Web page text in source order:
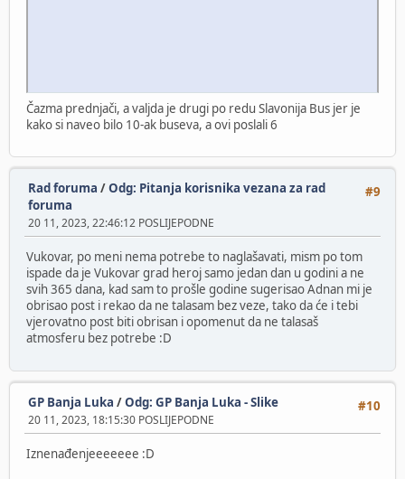
Čazma prednjači, a valjda je drugi po redu Slavonija Bus jer je
kako si naveo bilo 10-ak buseva, a ovi poslali 6
#9
Rad foruma /Odg: Pitanja korisnika vezana za rad
foruma
20 11, 2023, 22:46:12 POSLIJEPODNE
Vukovar, po meni nema potrebe to naglašavati, mism po tom
ispade da je Vukovar grad heroj samo jedan dan u godini a ne
svih 365 dana, kad sam to prošle godine sugerisao Adnan mi je
obrisao post i rekao da ne talasam bez veze, tako da će i tebi
vjerovatno post biti obrisan i opomenut da ne talasaš
atmosferu bez potrebe :D
#10
GP Banja Luka /Odg: GP Banja Luka - Slike
20 11, 2023, 18:15:30 POSLIJEPODNE
Iznenađenjeeeeeee :D